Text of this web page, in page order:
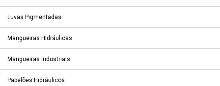
Luvas Pigmentadas
Mangueiras Hidráulicas
Mangueiras Industriais
Papelões Hidráulicos